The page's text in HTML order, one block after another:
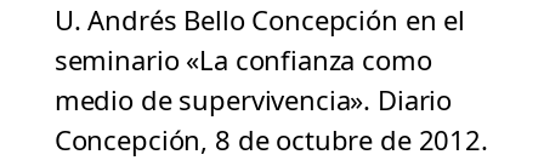
U. Andrés Bello Concepción en el
seminario «La confianza como
medio de supervivencia». Diario
Concepción, 8 de octubre de 2012.